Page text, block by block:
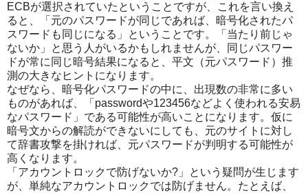
ECBが選択されていたということですが、これを言い換え
ると、「元のパスワードが同じであれば、暗号化されたパ
スワードも同じになる」ということです。「当たり前じゃ
ないか」と思う人がいるかもしれませんが、同じパスワー
ドが常に同じ暗号結果になると、平文（元パスワード）推
測の大きなヒントになります。
なぜなら、暗号化パスワードの中に、出現数の非常に多い
ものがあれば、「passwordや123456などよく使われる安易
なパスワード」である可能性が高いことになります。仮に
暗号文からの解読ができないにしても、元のサイトに対し
て辞書攻撃を掛ければ、元パスワードが判明する可能性が
高くなります。
「アカウントロックで防げないか?」という疑問が生じます
が、単純なアカウントロックでは防げません。たとえば、